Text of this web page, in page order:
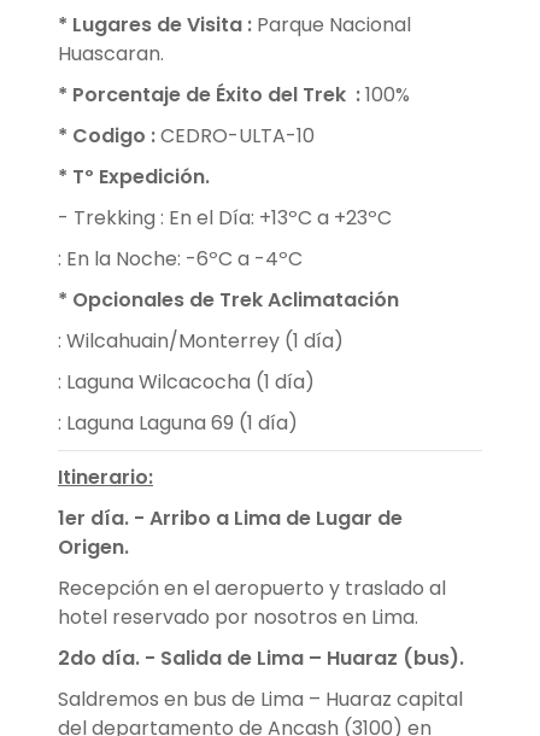
* Lugares de Visita : Parque Nacional
Huascaran.
* Porcentaje de Éxito del Trek :100%
* Codigo :CEDRO-ULTA-10
* Tº Expedición.
- Trekking : En el Día: +13ºC a +23ºC
: En la Noche: -6ºC a -4ºC
* Opcionales de Trek Aclimatación
: Wilcahuain/Monterrey (1 día)
: Laguna Wilcacocha (1 día)
: Laguna Laguna 69 (1 día)
Itinerario:
1er día. - Arribo a Lima de Lugar de
Origen.
Recepción en el aeropuerto y traslado al
hotel reservado por nosotros en Lima.
2do día. - Salida de Lima – Huaraz (bus).
Saldremos en bus de Lima – Huaraz capital
del departamento de Ancash (3100) en